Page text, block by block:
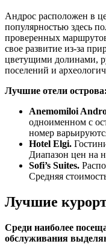
Андрос расположен в
популярностью здесь
проверенных
свое развитие из-за
цветущими долинами,
поселений и
Лучшие отели острова:
Anemomiloi
одноименном с
номер
Hotel Elgi.
Диапазон цен на
Sofi’s Suites.
Средняя
Лучшие
Среди наиболее
обслуживания